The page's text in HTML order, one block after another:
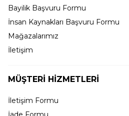
Bayilik Başvuru Formu
İnsan Kaynakları Başvuru Formu
Mağazalarımız
İletişim
MÜŞTERİ HİZMETLERİ
İletişim Formu